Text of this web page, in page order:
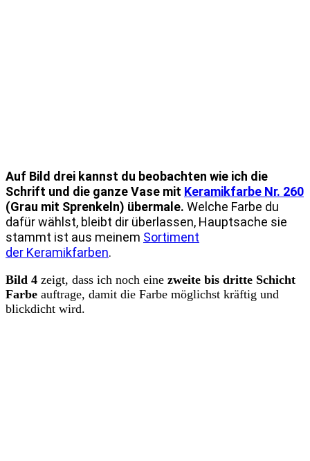
Auf Bild drei kannst du beobachten wie ich die
Schrift und die ganze Vase mit Keramikfarbe Nr. 260
(Grau mit Sprenkeln) übermale. Welche Farbe du
dafür wählst, bleibt dir überlassen, Hauptsache sie
stammt ist aus meinem Sortiment
der Keramikfarben.
Bild 4 zeigt, dass ich noch eine zweite bis dritte Schicht
Farbe auftrage, damit die Farbe möglichst kräftig und
blickdicht wird.